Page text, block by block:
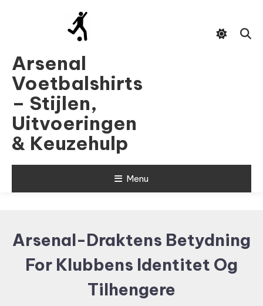
Arsenal
Voetbalshirts
– Stijlen,
Uitvoeringen
& Keuzehulp
Menu
Arsenal-Draktens Betydning
For Klubbens Identitet Og
Tilhengere